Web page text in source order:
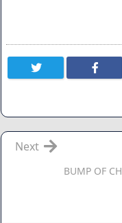
広末涼子さん、
割減
【画像】さくまあ
【愕然】ワイ「豚
調べたろww(2割3
果・・・・・・・・
BUMP OF
Next